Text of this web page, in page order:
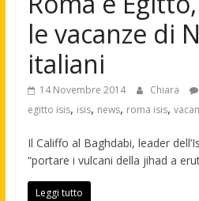
le vacanze di
italiani
14 Novembre 2014 Chiara
egitto isis, isis, news, roma isis,
Il Califfo al Baghdabi, leader
“portare i vulcani della jihad a
Leggi tutto